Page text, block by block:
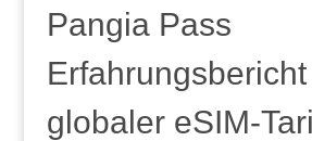
Pangia Pass
globaler eSIM-